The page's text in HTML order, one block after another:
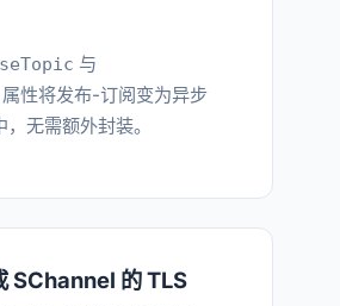
与
属性将发布-订阅变为异步
无需额外封装。
SChannel 的 TLS